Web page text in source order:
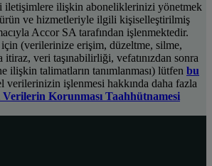
iletişimlere ilişkin aboneliklerinizi yönetmek
ürün ve hizmetleriyle ilgili kişiselleştirilmiş
Accor SA tarafından işlenmektedir.
için (verilerinize erişim, düzeltme, silme,
itiraz, veri taşınabilirliği, vefatınızdan sonra
ilişkin talimatların tanımlanması) lütfen bu
verilerinizin işlenmesi hakkında daha fazla
Verilerin Korunması Taahhütnamesi